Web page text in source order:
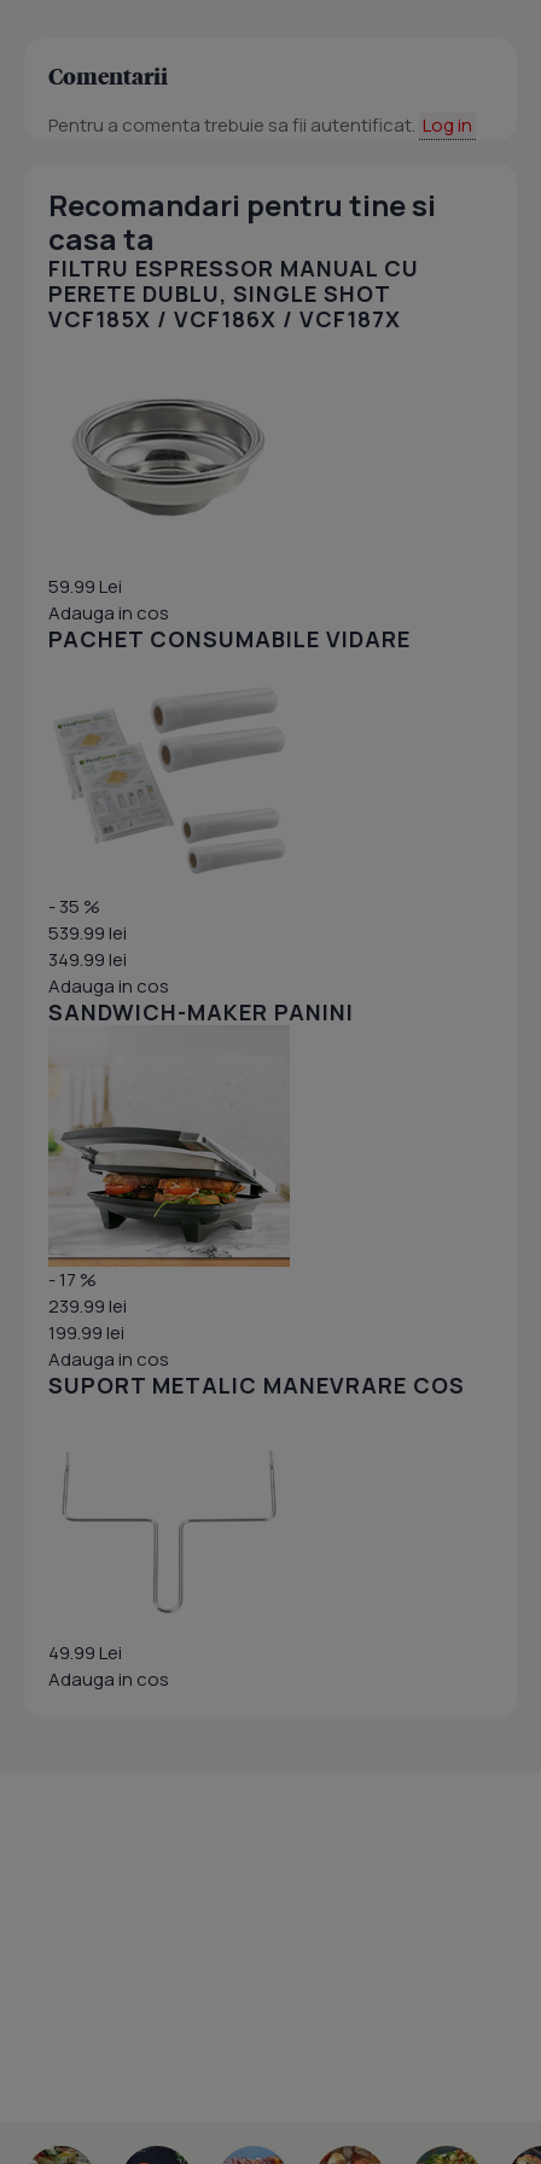
Comentarii
Pentru a comenta trebuie sa fii autentificat. Log in
Recomandari pentru tine si
casa ta
FILTRU ESPRESSOR MANUAL CU
PERETE DUBLU, SINGLE SHOT
VCF185X / VCF186X / VCF187X
59.99 Lei
Adauga in cos
PACHET CONSUMABILE VIDARE
- 35 %
539.99 lei
349.99 lei
Adauga in cos
SANDWICH-MAKER PANINI
- 17 %
239.99 lei
199.99 lei
Adauga in cos
SUPORT METALIC MANEVRARE COS
49.99 Lei
Adauga in cos